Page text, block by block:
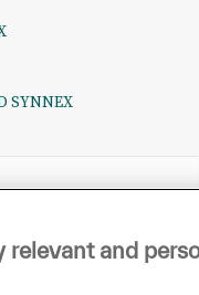
SYNNEX
and